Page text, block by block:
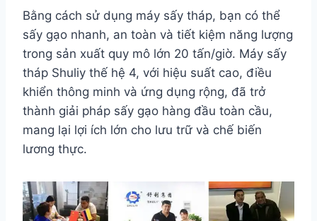
Bằng cách sử dụng máy sấy tháp, bạn có thể
sấy gạo nhanh, an toàn và tiết kiệm năng lượng
trong sản xuất quy mô lớn 20 tấn/giờ. Máy sấy
tháp Shuliy thế hệ 4, với hiệu suất cao, điều
khiển thông minh và ứng dụng rộng, đã trở
thành giải pháp sấy gạo hàng đầu toàn cầu,
mang lại lợi ích lớn cho lưu trữ và chế biến
lương thực.